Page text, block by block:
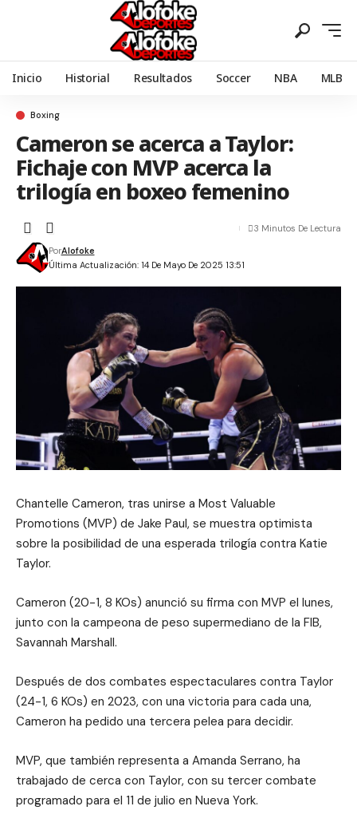
Inicio Historial Resultados Soccer NBA MLB
Boxing
Cameron se acerca a Taylor:
Fichaje con MVP acerca la
trilogía en boxeo femenino
Última Actualización: 14 De Mayo De 2025 13:51
PorAlofoke
3 Minutos De Lectura
Chantelle Cameron, tras unirse a Most Valuable
Promotions (MVP) de Jake Paul, se muestra optimista
sobre la posibilidad de una esperada trilogía contra Katie
Taylor.
Cameron (20-1, 8 KOs) anunció su firma con MVP el lunes,
junto con la campeona de peso supermediano de la FIB,
Savannah Marshall.
Después de dos combates espectaculares contra Taylor
(24-1, 6 KOs) en 2023, con una victoria para cada una,
Cameron ha pedido una tercera pelea para decidir.
MVP, que también representa a Amanda Serrano, ha
trabajado de cerca con Taylor, con su tercer combate
programado para el 11 de julio en Nueva York.